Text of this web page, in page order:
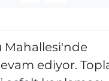
Mahallesi'nde
ediyor.